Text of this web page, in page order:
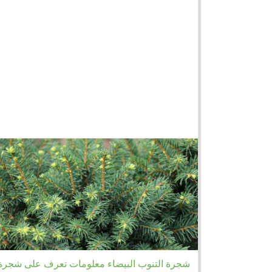
شجرة التنوب البيضاء معلومات تعرف على